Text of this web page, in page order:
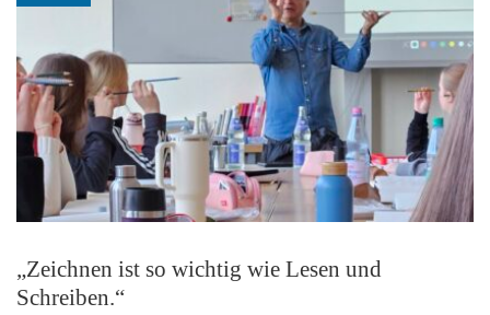
„Zeichnen ist so wichtig wie Lesen und
Schreiben.“